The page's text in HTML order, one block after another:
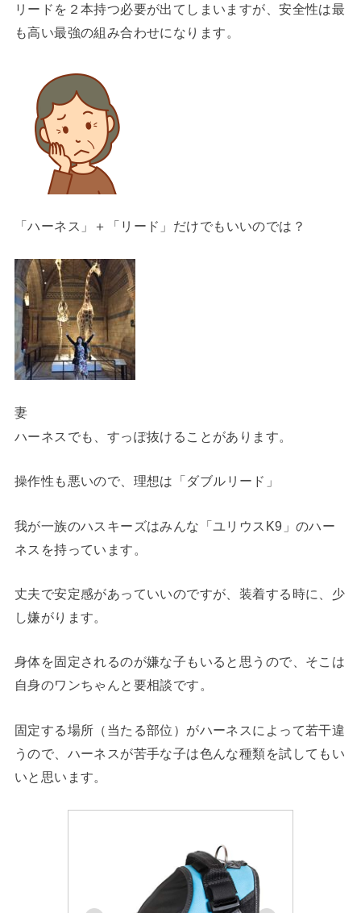
リードを２本持つ必要が出てしまいますが、安全性は最
も高い最強の組み合わせになります。
「ハーネス」＋「リード」 だけでもいいのでは？
妻
ハーネスでも、すっぽ抜けることがあります。
操作性も悪いので、理想は 「ダブルリード」
我が一族のハスキーズはみんな「ユリウスK9」のハー
ネスを持っています。
丈夫で安定感があっていいのですが、装着する時に、少
し嫌がります。
身体を固定されるのが嫌な子もいると思うので、そこは
自身のワンちゃんと要相談です。
固定する場所（当たる部位）がハーネスによって若干違
うので、ハーネスが苦手な子は色んな種類を試してもい
いと思います。